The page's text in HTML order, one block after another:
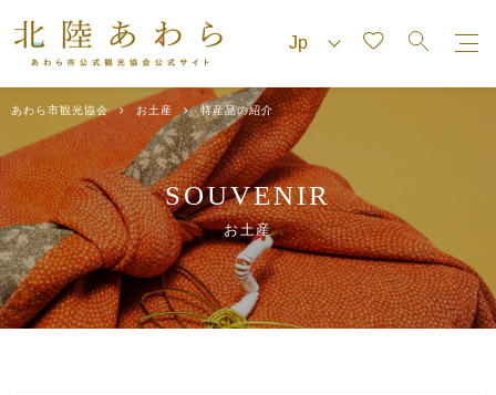
あわら市観光協会 お土産 特産品の紹介
SOUVENIR
お土産